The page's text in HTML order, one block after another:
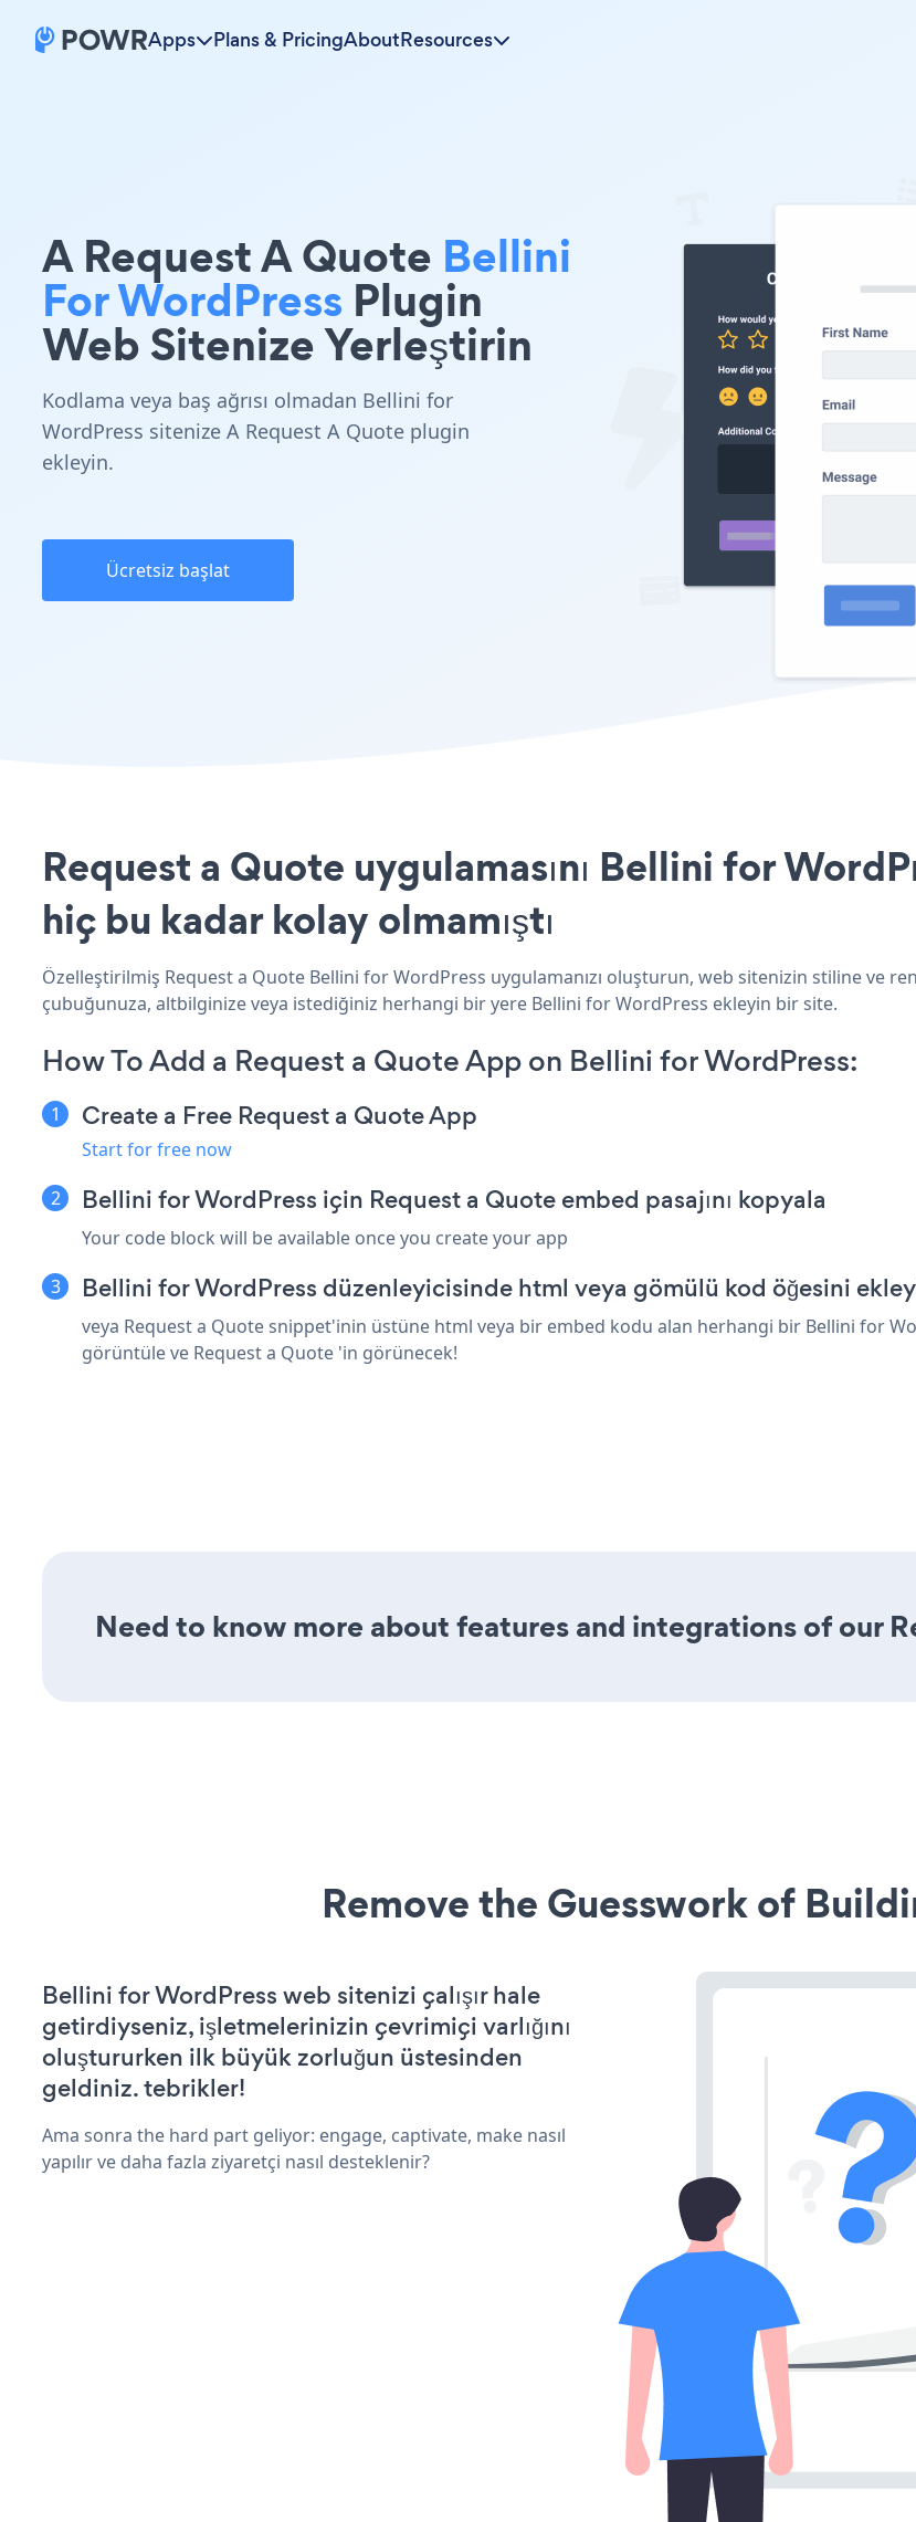
Apps Plans & PricingAboutResources
A Request A Quote Bellini
For WordPress Plugin
Web Sitenize Yerleştirin
Kodlama veya baş ağrısı olmadan Bellini for
WordPress sitenize A Request A Quote plugin
ekleyin.
Ücretsiz başlat
Request a Quote uygulamasını Bellini for
hiç bu kadar kolay olmamıştı
Özelleştirilmiş Request a Quote Bellini for WordPress uygulamanızı oluşturun, web sitenizin stiline ve
çubuğunuza, altbilginize veya istediğiniz herhangi bir yere Bellini for WordPress ekleyin bir site.
How To Add a Request a Quote App on Bellini for WordPress:
Create a Free Request a Quote App
Start for free now
Bellini for WordPress için Request a Quote embed pasajını kopyala
Your code block will be available once you create your app
Bellini for WordPress düzenleyicisinde html veya gömülü kod öğesini
veya Request a Quote snippet'inin üstüne html veya bir embed kodu alan herhangi bir Bellini for
görüntüle ve Request a Quote 'in görünecek!
Need to know more about features and integrations of our
Remove the Guesswork of
Bellini for WordPress web sitenizi çalışır hale
getirdiyseniz, işletmelerinizin çevrimiçi varlığını
oluştururken ilk büyük zorluğun üstesinden
geldiniz. tebrikler!
Ama sonra the hard part geliyor: engage, captivate, make nasıl
yapılır ve daha fazla ziyaretçi nasıl desteklenir?